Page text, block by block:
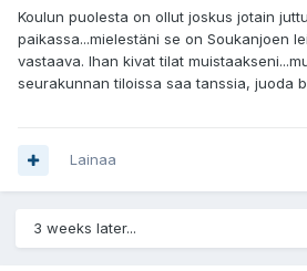
Koulun puolesta on ollut joskus jotain
paikassa...mielestäni se on Soukanjoen
vastaava. Ihan kivat tilat
seurakunnan tiloissa saa tanssia, juoda
Lainaa
3 weeks later...